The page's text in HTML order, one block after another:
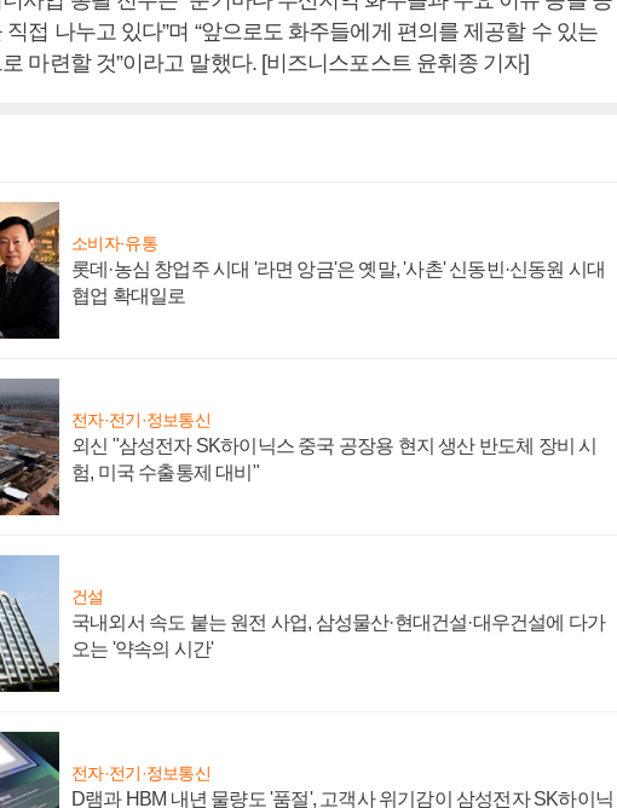
접 나누고 있다”며 “앞으로도 화주들에게 편의를 제공할 수 있는
마련할 것”이라고 말했다. [비즈니스포스트 윤휘종 기자]
소비자·유통
롯데·농심 창업주 시대 '라면 앙금'은 옛말, '사촌' 신동빈·신동원 시대
협업 확대일로
전자·전기·정보통신
외신 "삼성전자 SK하이닉스 중국 공장용 현지 생산 반도체 장비 시
험, 미국 수출통제 대비"
건설
국내외서 속도 붙는 원전 사업, 삼성물산·현대건설·대우건설에 다가
오는 '약속의 시간'
전자·전기·정보통신
D램과 HBM 내년 물량도 '품절', 고객사 위기감이 삼성전자 SK하이닉